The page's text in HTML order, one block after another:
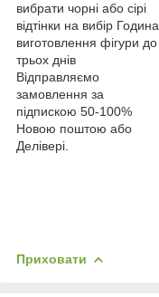
вибрати чорні або сірі
відтінки на вибір Година
виготовлення фігури до
трьох днів
Відправляємо
замовлення за
підпискою 50-100%
Новою поштою або
Делівері.
Приховати